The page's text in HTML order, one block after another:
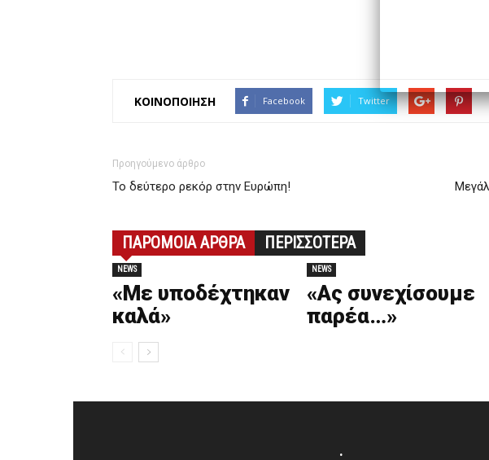
ΚΟΙΝΟΠΟΙΗΣΗ Facebook Twitter
Προηγούμενο άρθρο
Το δεύτερο ρεκόρ στην Ευρώπη!
ΠΑΡΟΜΟΙΑ ΑΡΘΡΑ ΠΕΡΙΣΣΟΤΕΡΑ
NEWS
«Με υποδέχτηκαν
καλά»
NEWS
«Ας συνεχίσουμε
παρέα…»
.